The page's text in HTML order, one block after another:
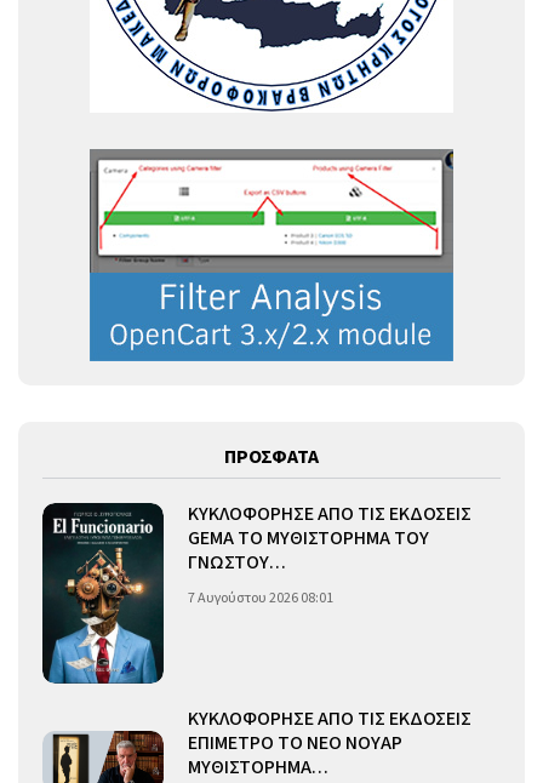
ΠΡΟΣΦΑΤΑ
ΚΥΚΛΟΦΟΡΗΣΕ ΑΠΟ ΤΙΣ ΕΚΔΟΣΕΙΣ
GEMA ΤΟ ΜΥΘΙΣΤΟΡΗΜΑ ΤΟΥ
ΓΝΩΣΤΟΥ…
7 Αυγούστου 2026 08:01
ΚΥΚΛΟΦΟΡΗΣΕ ΑΠΟ ΤΙΣ ΕΚΔΟΣΕΙΣ
ΕΠΙΜΕΤΡΟ ΤΟ ΝΕΟ ΝΟΥΑΡ
ΜΥΘΙΣΤΟΡΗΜΑ…